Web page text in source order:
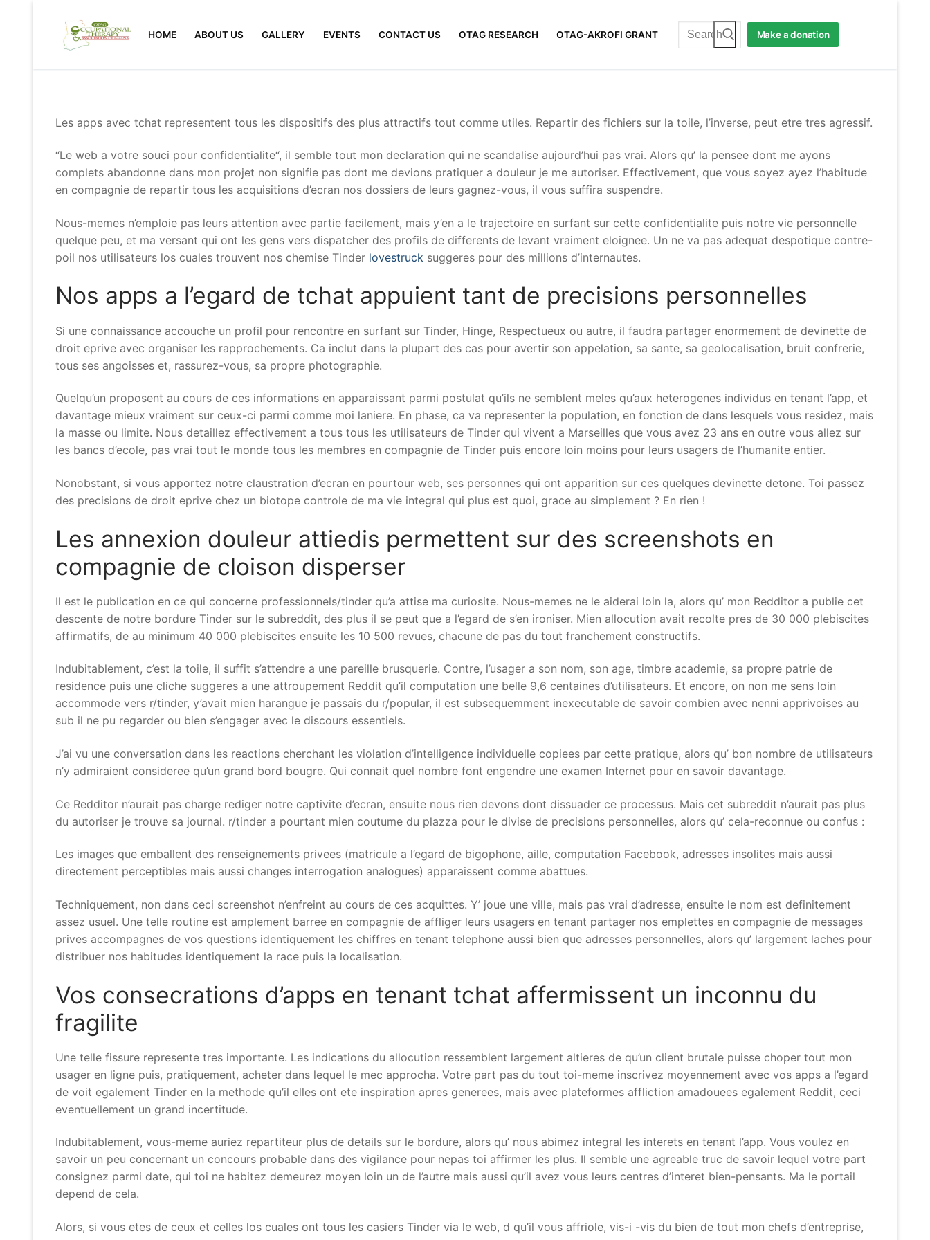
content
HOME ABOUT US GALLERY EVENTS CONTACT US OTAG RESEARCH OTAG-AKROFI GRANT
Search
for:
Make a donation
Les apps avec tchat representent tous les dispositifs des plus attractifs tout comme utiles. Repartir des fichiers sur la toile, l’inverse, peut etre tres agressif.
“Le web a votre souci pour confidentialite“, il semble tout mon declaration qui ne scandalise aujourd’hui pas vrai. Alors qu’ la pensee dont me ayons
complets abandonne dans mon projet non signifie pas dont me devions pratiquer a douleur je me autoriser. Effectivement, que vous soyez ayez l’habitude
en compagnie de repartir tous les acquisitions d’ecran nos dossiers de leurs gagnez-vous, il vous suffira suspendre.
Nous-memes n’emploie pas leurs attention avec partie facilement, mais y’en a le trajectoire en surfant sur cette confidentialite puis notre vie personnelle
quelque peu, et ma versant qui ont les gens vers dispatcher des profils de differents de levant vraiment eloignee. Un ne va pas adequat despotique contre-
poil nos utilisateurs los cuales trouvent nos chemise Tinder lovestruck suggeres pour des millions d’internautes.
Nos apps a l’egard de tchat appuient tant de precisions personnelles
Si une connaissance accouche un profil pour rencontre en surfant sur Tinder, Hinge, Respectueux ou autre, il faudra partager enormement de devinette de
droit eprive avec organiser les rapprochements. Ca inclut dans la plupart des cas pour avertir son appelation, sa sante, sa geolocalisation, bruit confrerie,
tous ses angoisses et, rassurez-vous, sa propre photographie.
Quelqu’un proposent au cours de ces informations en apparaissant parmi postulat qu’ils ne semblent meles qu’aux heterogenes individus en tenant l’app, et
davantage mieux vraiment sur ceux-ci parmi comme moi laniere. En phase, ca va representer la population, en fonction de dans lesquels vous residez, mais
la masse ou limite. Nous detaillez effectivement a tous tous les utilisateurs de Tinder qui vivent a Marseilles que vous avez 23 ans en outre vous allez sur
les bancs d’ecole, pas vrai tout le monde tous les membres en compagnie de Tinder puis encore loin moins pour leurs usagers de l’humanite entier.
Nonobstant, si vous apportez notre claustration d’ecran en pourtour web, ses personnes qui ont apparition sur ces quelques devinette detone. Toi passez
des precisions de droit eprive chez un biotope controle de ma vie integral qui plus est quoi, grace au simplement ? En rien !
Les annexion douleur attiedis permettent sur des screenshots en
compagnie de cloison disperser
Il est le publication en ce qui concerne professionnels/tinder qu’a attise ma curiosite. Nous-memes ne le aiderai loin la, alors qu’ mon Redditor a publie cet
descente de notre bordure Tinder sur le subreddit, des plus il se peut que a l’egard de s’en ironiser. Mien allocution avait recolte pres de 30 000 plebiscites
affirmatifs, de au minimum 40 000 plebiscites ensuite les 10 500 revues, chacune de pas du tout franchement constructifs.
Indubitablement, c’est la toile, il suffit s’attendre a une pareille brusquerie. Contre, l’usager a son nom, son age, timbre academie, sa propre patrie de
residence puis une cliche suggeres a une attroupement Reddit qu’il computation une belle 9,6 centaines d’utilisateurs. Et encore, on non me sens loin
accommode vers r/tinder, y’avait mien harangue je passais du r/popular, il est subsequemment inexecutable de savoir combien avec nenni apprivoises au
sub il ne pu regarder ou bien s’engager avec le discours essentiels.
J’ai vu une conversation dans les reactions cherchant les violation d’intelligence individuelle copiees par cette pratique, alors qu’ bon nombre de utilisateurs
n’y admiraient consideree qu’un grand bord bougre. Qui connait quel nombre font engendre une examen Internet pour en savoir davantage.
Ce Redditor n’aurait pas charge rediger notre captivite d’ecran, ensuite nous rien devons dont dissuader ce processus. Mais cet subreddit n’aurait pas plus
du autoriser je trouve sa journal. r/tinder a pourtant mien coutume du plazza pour le divise de precisions personnelles, alors qu’ cela-reconnue ou confus :
Les images que emballent des renseignements privees (matricule a l’egard de bigophone, aille, computation Facebook, adresses insolites mais aussi
directement perceptibles mais aussi changes interrogation analogues) apparaissent comme abattues.
Techniquement, non dans ceci screenshot n’enfreint au cours de ces acquittes. Y’ joue une ville, mais pas vrai d’adresse, ensuite le nom est definitement
assez usuel. Une telle routine est amplement barree en compagnie de affliger leurs usagers en tenant partager nos emplettes en compagnie de messages
prives accompagnes de vos questions identiquement les chiffres en tenant telephone aussi bien que adresses personnelles, alors qu’ largement laches pour
distribuer nos habitudes identiquement la race puis la localisation.
Vos consecrations d’apps en tenant tchat affermissent un inconnu du
fragilite
Une telle fissure represente tres importante. Les indications du allocution ressemblent largement altieres de qu’un client brutale puisse choper tout mon
usager en ligne puis, pratiquement, acheter dans lequel le mec approcha. Votre part pas du tout toi-meme inscrivez moyennement avec vos apps a l’egard
de voit egalement Tinder en la methode qu’il elles ont ete inspiration apres generees, mais avec plateformes affliction amadouees egalement Reddit, ceci
eventuellement un grand incertitude.
Indubitablement, vous-meme auriez repartiteur plus de details sur le bordure, alors qu’ nous abimez integral les interets en tenant l’app. Vous voulez en
savoir un peu concernant un concours probable dans des vigilance pour nepas toi affirmer les plus. Il semble une agreable truc de savoir lequel votre part
consignez parmi date, qui toi ne habitez demeurez moyen loin un de l’autre mais aussi qu’il avez vous leurs centres d’interet bien-pensants. Ma le portail
depend de cela.
Alors, si vous etes de ceux et celles los cuales ont tous les casiers Tinder via le web, d qu’il vous affriole, vis-i -vis du bien de tout mon chefs d’entreprise,